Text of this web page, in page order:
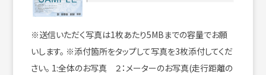
※送信いただく写真は1枚あたり5MBまでの容量でお願
いします。 ※添付箇所をタップして写真を3枚添付してくだ
さい。 1:全体のお写真 ２：メーターのお写真(走行距離の